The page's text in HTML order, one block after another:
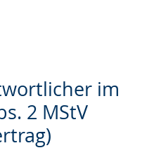
im
2 MStV